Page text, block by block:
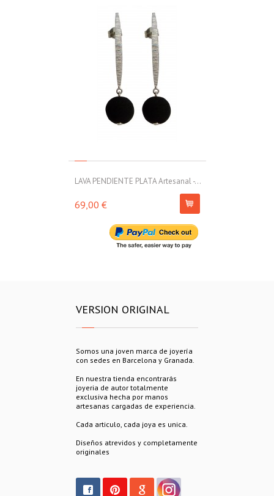
LAVA PENDIENTE PLATA Artesanal -...
69,00 €
VERSION ORIGINAL
Somos una joven marca de joyería
con sedes en Barcelona y Granada.
En nuestra tienda encontrarás
joyeria de autor totalmente
exclusiva hecha por manos
artesanas cargadas de experiencia.
Cada articulo, cada joya es unica.
Diseños atrevidos y completamente
originales